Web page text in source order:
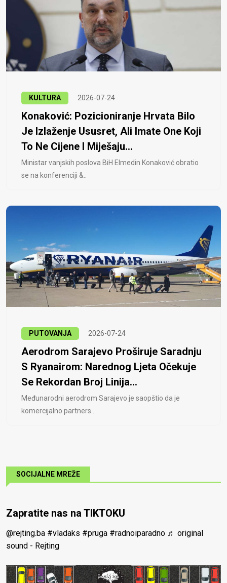
KULTURA 2026-07-24
Konaković: Pozicioniranje Hrvata Bilo
Je Izlaženje Ususret, Ali Imate One Koji
To Ne Cijene I Miješaju...
Ministar vanjskih poslova BiH Elmedin Konaković obratio
se na konferenciji &..
PUTOVANJA 2026-07-24
Aerodrom Sarajevo Proširuje Saradnju
S Ryanairom: Narednog Ljeta Očekuje
Se Rekordan Broj Linija...
Međunarodni aerodrom Sarajevo je saopštio da je
komercijalno partners..
SOCIJALNE MREŽE
Zapratite nas na TIKTOKU
@rejting.ba #vladaks #pruga #radnoiparadno ♬ original
sound - Rejting